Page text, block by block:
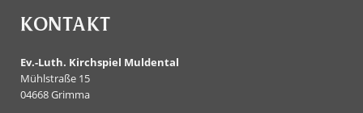
KONTAKT
Ev.-Luth. Kirchspiel Muldental
Mühlstraße 15
04668 Grimma